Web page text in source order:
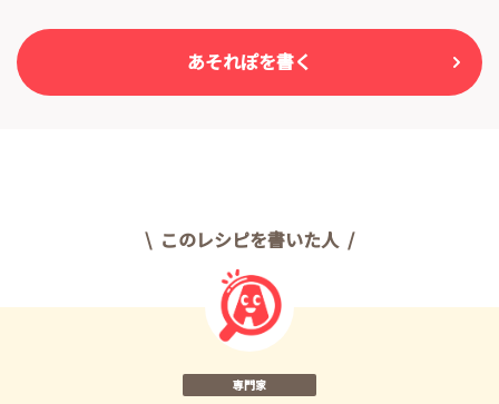
あそれぽを書く
このレシピを書いた人
専門家